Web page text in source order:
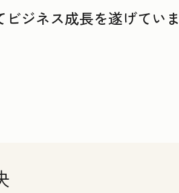
ジネス成長を遂げていま